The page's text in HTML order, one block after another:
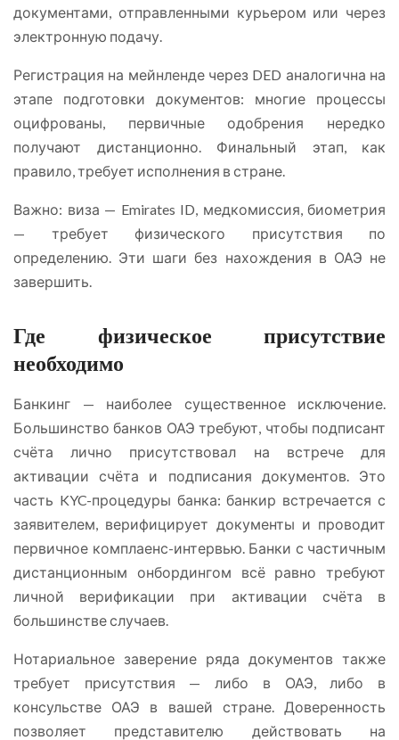
документами, отправленными курьером или через
электронную подачу.
Регистрация на мейнленде через DED аналогична на
этапе подготовки документов: многие процессы
оцифрованы, первичные одобрения нередко
получают дистанционно. Финальный этап, как
правило, требует исполнения в стране.
Важно: виза — Emirates ID, медкомиссия, биометрия
— требует физического присутствия по
определению. Эти шаги без нахождения в ОАЭ не
завершить.
Где физическое присутствие
необходимо
Банкинг — наиболее существенное исключение.
Большинство банков ОАЭ требуют, чтобы подписант
счёта лично присутствовал на встрече для
активации счёта и подписания документов. Это
часть KYC-процедуры банка: банкир встречается с
заявителем, верифицирует документы и проводит
первичное комплаенс-интервью. Банки с частичным
дистанционным онбордингом всё равно требуют
личной верификации при активации счёта в
большинстве случаев.
Нотариальное заверение ряда документов также
требует присутствия — либо в ОАЭ, либо в
консульстве ОАЭ в вашей стране. Доверенность
позволяет представителю действовать на